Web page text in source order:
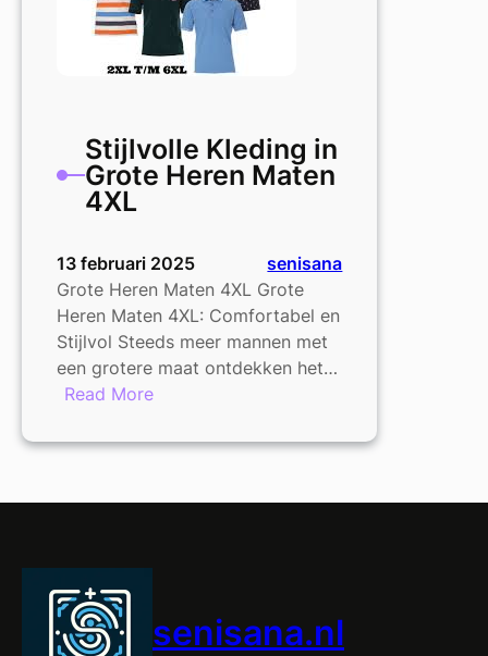
Stijlvolle Kleding in
Grote Heren Maten
4XL
13 februari 2025
senisana
Grote Heren Maten 4XL Grote
Heren Maten 4XL: Comfortabel en
Stijlvol Steeds meer mannen met
een grotere maat ontdekken het…
Read More:
Kleding
Grote
senisana.nl